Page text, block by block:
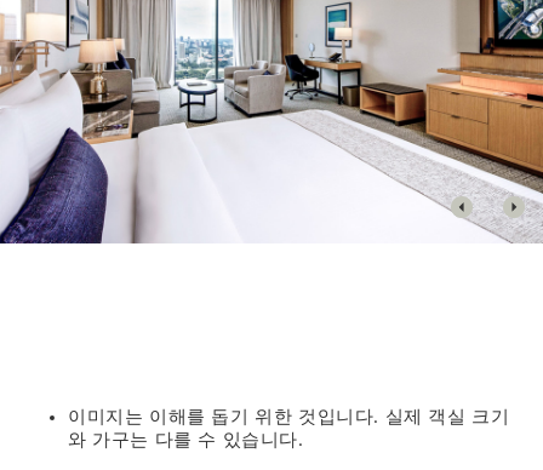
이미지는 이해를 돕기 위한 것입니다. 실제 객실 크기
와 가구는 다를 수 있습니다.